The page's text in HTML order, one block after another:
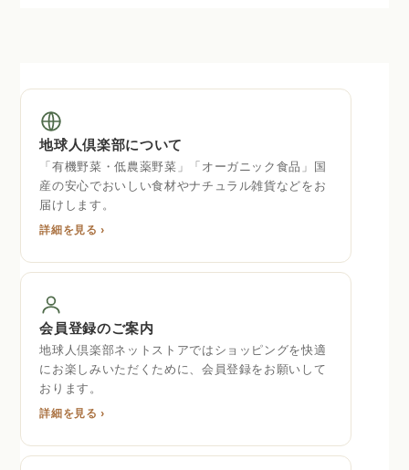
地球人倶楽部について
「有機野菜・低農薬野菜」「オーガニック食品」国
産の安心でおいしい食材やナチュラル雑貨などをお
届けします。
詳細を見る ›
会員登録のご案内
地球人倶楽部ネットストアではショッピングを快適
にお楽しみいただくために、会員登録をお願いして
おります。
詳細を見る ›